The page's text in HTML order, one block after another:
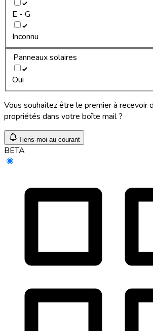
E - G
Inconnu
Panneaux solaires
Oui
Vous souhaitez être le premier à recevoir
propriétés dans votre boîte mail ?
Tiens-moi au courant
BETA